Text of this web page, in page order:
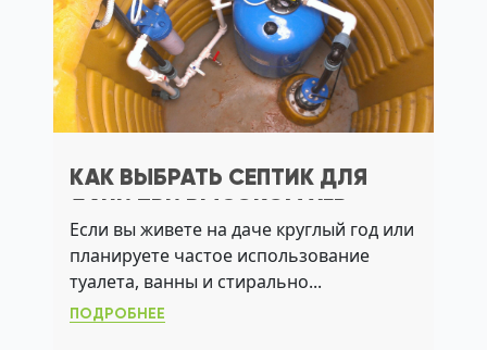
КАК ВЫБРАТЬ СЕПТИК ДЛЯ
ДАЧИ ПРИ ВЫСОКОМ УГВ:
ПРАКТИЧНЫЕ РЕШЕНИЯ
Если вы живете на даче круглый год или
планируете частое использование
туалета, ванны и стирально...
ПОДРОБНЕЕ